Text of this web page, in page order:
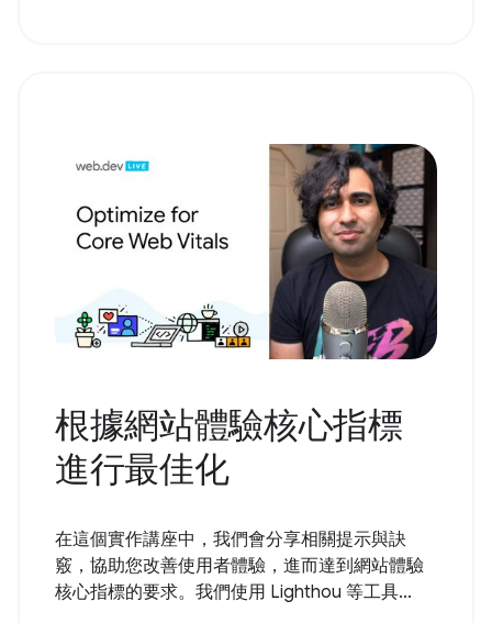
根據網站體驗核心指標
進行最佳化
在這個實作講座中，我們會分享相關提示與訣
竅，協助您改善使用者體驗，進而達到網站體驗
核心指標的要求。我們使用 Lighthou 等工具...